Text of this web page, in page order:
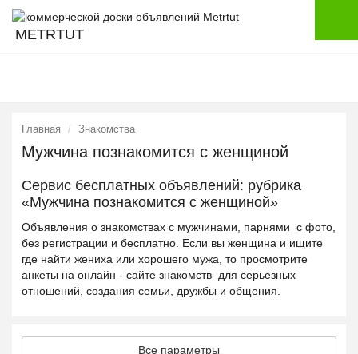
METRTUT
Главная Знакомства
Мужчина познакомится с женщиной
Сервис бесплатных объявлений: рубрика
«Мужчина познакомится с женщиной»
Объявления о знакомствах с мужчинами, парнями с фото,
без регистрации и бесплатно. Если вы женщина и ищите
где найти жениха или хорошего мужа, то просмотрите
анкеты на онлайн - сайте знакомств для серьезных
отношений, создания семьи, дружбы и общения.
Все параметры